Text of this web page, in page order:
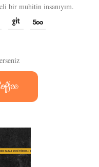
bir muhitin insanıyım.